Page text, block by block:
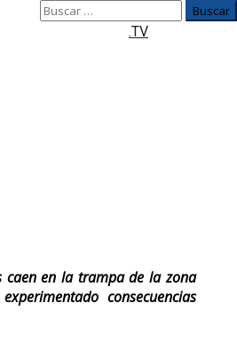
Buscar:
.TV
de alerta de la zona de
señales de alerta de la
caen en la trampa de la zona
consecuencias